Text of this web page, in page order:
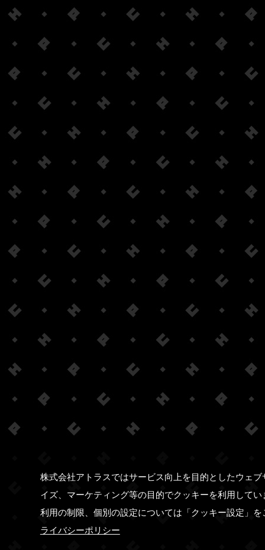
株式会社アトラスではサービス向上を目的としたウェ
イズ、マーケティング等の目的でクッキーを利用して
利用の制限、個別の設定については「クッキー設定」
ライバシーポリシー